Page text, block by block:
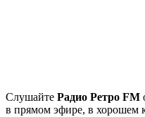
Cлушайте Радио Ретро FM
в прямом эфире, в хорошем